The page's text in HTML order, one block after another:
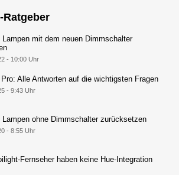
Ratgeber
Lampen mit dem neuen Dimmschalter
- 10:00 Uhr
Pro: Alle Antworten auf die wichtigsten Fragen
- 9:43 Uhr
Lampen ohne Dimmschalter zurücksetzen
- 8:55 Uhr
Fernseher haben keine Hue-Integration